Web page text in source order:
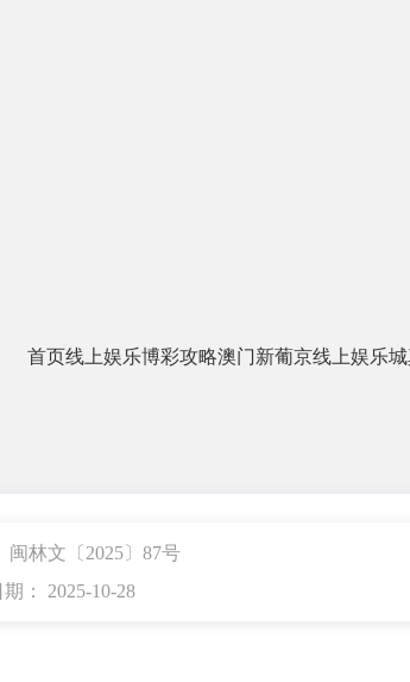
首页线上娱乐博彩攻略澳门新葡京线上娱乐城
闽林文〔2025〕87号
： 2025-10-28